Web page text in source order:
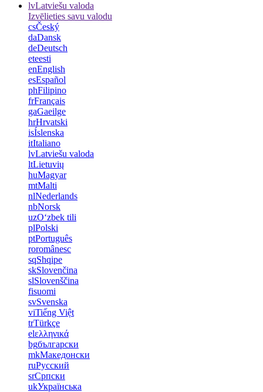
lvLatviešu valoda
Izvēlieties savu valodu
csČeský
daDansk
deDeutsch
eteesti
enEnglish
esEspañol
phFilipino
frFrançais
gaGaeilge
hrHrvatski
isÍslenska
itItaliano
lvLatviešu valoda
ltLietuvių
huMagyar
mtMalti
nlNederlands
nbNorsk
uzOʻzbek tili
plPolski
ptPortuguês
roromânesc
sqShqipe
skSlovenčina
slSlovenščina
fisuomi
svSvenska
viTiếng Việt
trTürkçe
elελληνικά
bgбългарски
mkМакедонски
ruРусский
srСрпски
ukУкраїнська